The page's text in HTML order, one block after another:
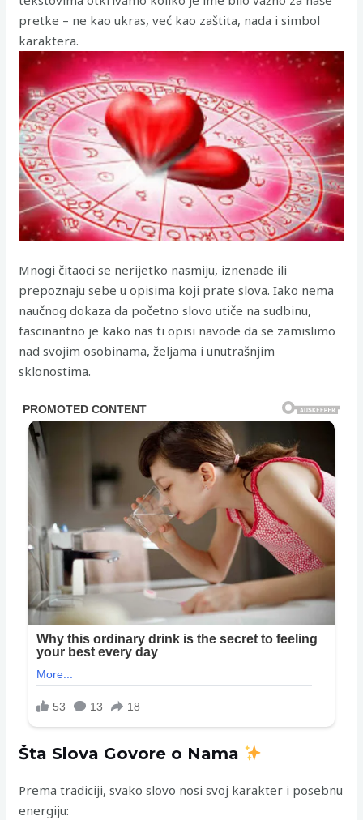
pretke – ne kao ukras, već kao zaštita, nada i simbol
karaktera.
Mnogi čitaoci se nerijetko nasmiju, iznenade ili
prepoznaju sebe u opisima koji prate slova. Iako nema
naučnog dokaza da početno slovo utiče na sudbinu,
fascinantno je kako nas ti opisi navode da se zamislimo
nad svojim osobinama, željama i unutrašnjim
sklonostima.
Šta Slova Govore o Nama
Prema tradiciji, svako slovo nosi svoj karakter i posebnu
energiju: